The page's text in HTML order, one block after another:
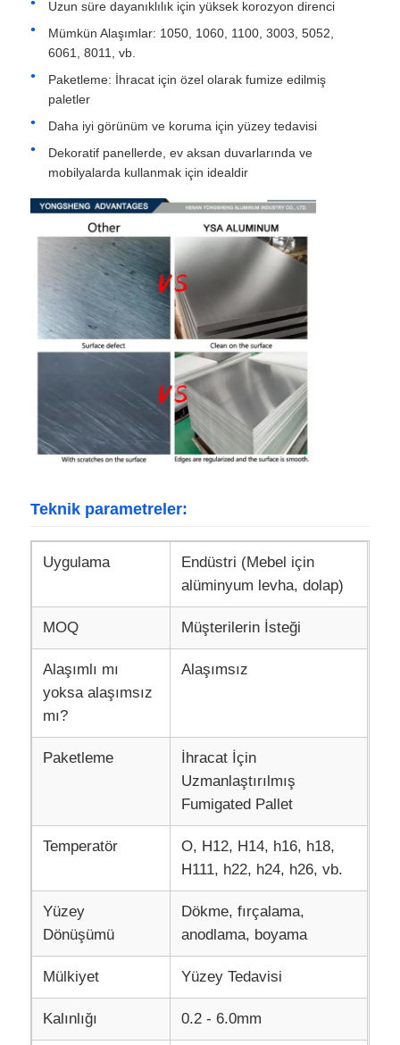
alüminyum plaka
alüminyum daire
Renkli Alüminyum Bobin
alüminyum bobin
Alüminyum Şerit Rulo
Alüminyum Damalı Plaka
kabartmalı alüminyum
laminasyonlu alüminyum folyo
Alüminyum petek panelleri
Alüminyum Petek
Ayna alüminyum
Uzun süre dayanıklılık için yüksek korozyon direnci
Mümkün Alaşımlar: 1050, 1060, 1100, 3003, 5052,
6061, 8011, vb.
Paketleme: İhracat için özel olarak fumize edilmiş
paletler
Daha iyi görünüm ve koruma için yüzey tedavisi
Dekoratif panellerde, ev aksan duvarlarında ve
mobilyalarda kullanmak için idealdir
Teknik parametreler:
Uygulama
Endüstri (Mebel için
alüminyum levha, dolap)
MOQ Müşterilerin İsteği
Alaşımlı mı
yoksa alaşımsız
mı?
Alaşımsız
Paketleme
İhracat İçin
Uzmanlaştırılmış
Fumigated Pallet
Temperatör
O, H12, H14, h16, h18,
H111, h22, h24, h26, vb.
Yüzey
Dönüşümü
Dökme, fırçalama,
anodlama, boyama
Mülkiyet Yüzey Tedavisi
Kalınlığı 0.2 - 6.0mm